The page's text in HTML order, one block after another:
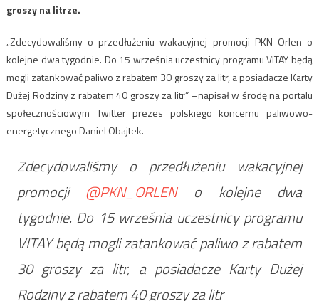
groszy na litrze.
„Zdecydowaliśmy o przedłużeniu wakacyjnej promocji PKN Orlen o
kolejne dwa tygodnie. Do 15 września uczestnicy programu VITAY będą
mogli zatankować paliwo z rabatem 30 groszy za litr, a posiadacze Karty
Dużej Rodziny z rabatem 40 groszy za litr” –napisał w środę na portalu
społecznościowym Twitter prezes polskiego koncernu paliwowo-
energetycznego Daniel Obajtek.
Zdecydowaliśmy o przedłużeniu wakacyjnej
promocji @PKN_ORLENo kolejne dwa
tygodnie. Do 15 września uczestnicy programu
VITAY będą mogli zatankować paliwo z rabatem
30 groszy za litr, a posiadacze Karty Dużej
Rodziny z rabatem 40 groszy za litr